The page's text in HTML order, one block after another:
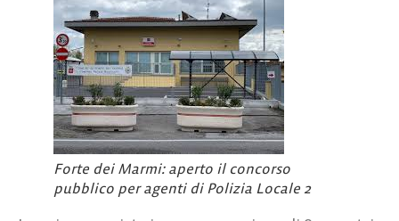
Forte dei Marmi: aperto il concorso
pubblico per agenti di Polizia Locale 2